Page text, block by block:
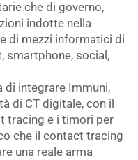
che di governo,
indotte nella
di mezzi informatici di
smartphone, social,
integrare Immuni,
di CT digitale, con il
tracing e i timori per
che il contact tracing
una reale arma